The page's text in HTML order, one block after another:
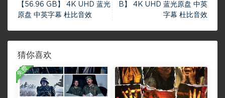
【56.96 GB】 4K UHD 蓝光
原盘 中英字幕 杜比音效
B】 4K UHD 蓝光原盘 中英
字幕 杜比音效
猜你喜欢
免费